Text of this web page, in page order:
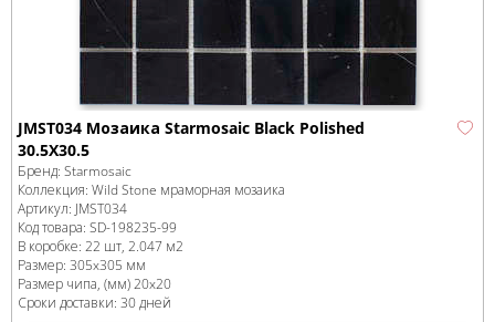
JMST034 Мозаика Starmosaic Black Polished
30.5X30.5
Бренд: Starmosaic
Коллекция: Wild Stone мраморная мозаика
Артикул: JMST034
Код товара: SD-198235-99
В коробке: 22 шт, 2.047 м2
Размер: 305x305 мм
Размер чипа, (мм)20x20
Сроки доставки: 30 дней